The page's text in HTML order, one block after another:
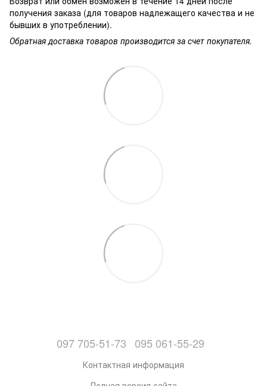
получения заказа (для товаров надлежащего качества и не
бывших в употреблении).
Обратная доставка товаров производится за счет покупателя.
097 705-51-73 095 061-55-29
Контактная информация